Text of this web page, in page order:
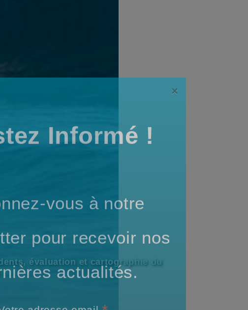
danjé
en sécurité.
Informé !
vous à notre
pour recevoir nos